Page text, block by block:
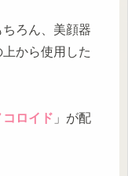
ろん、美顔器
から使用した
ロイド 」が配